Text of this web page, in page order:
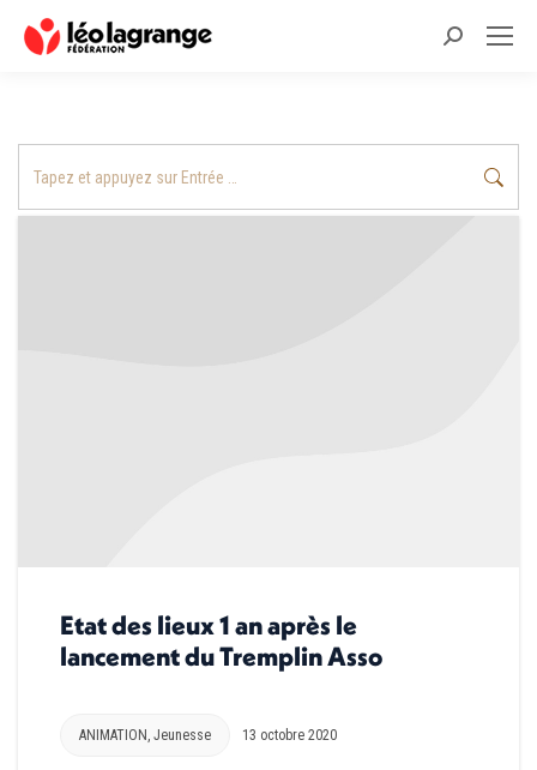
Recherche
Etat des lieux 1 an après le
lancement du Tremplin Asso
ANIMATION Jeunesse 13 octobre 2020